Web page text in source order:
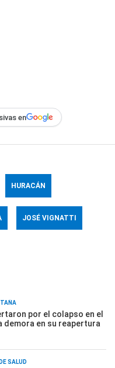
en
HURACÁN
JOSÉ VIGNATTI
por el colapso en el
demora en su reapertura
SALUD